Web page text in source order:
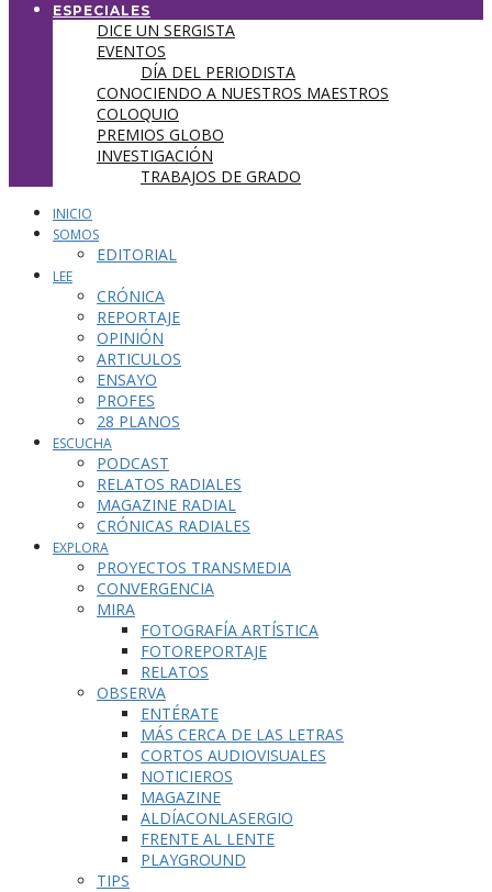
ESPECIALES
DICE UN SERGISTA
EVENTOS
DÍA DEL PERIODISTA
CONOCIENDO A NUESTROS MAESTROS
COLOQUIO
PREMIOS GLOBO
INVESTIGACIÓN
TRABAJOS DE GRADO
INICIO
SOMOS
EDITORIAL
LEE
CRÓNICA
REPORTAJE
OPINIÓN
ARTICULOS
ENSAYO
PROFES
28 PLANOS
ESCUCHA
PODCAST
RELATOS RADIALES
MAGAZINE RADIAL
CRÓNICAS RADIALES
EXPLORA
PROYECTOS TRANSMEDIA
CONVERGENCIA
MIRA
FOTOGRAFÍA ARTÍSTICA
FOTOREPORTAJE
RELATOS
OBSERVA
ENTÉRATE
MÁS CERCA DE LAS LETRAS
CORTOS AUDIOVISUALES
NOTICIEROS
MAGAZINE
ALDÍACONLASERGIO
FRENTE AL LENTE
PLAYGROUND
TIPS